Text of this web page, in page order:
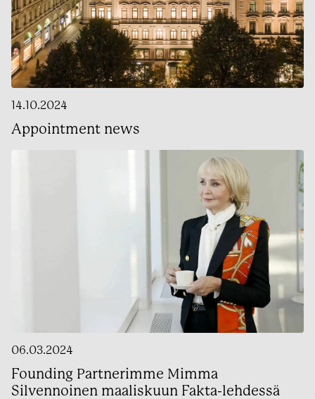
14.10.2024
Appointment news
06.03.2024
Founding Partnerimme Mimma
Silvennoinen maaliskuun Fakta-lehdessä